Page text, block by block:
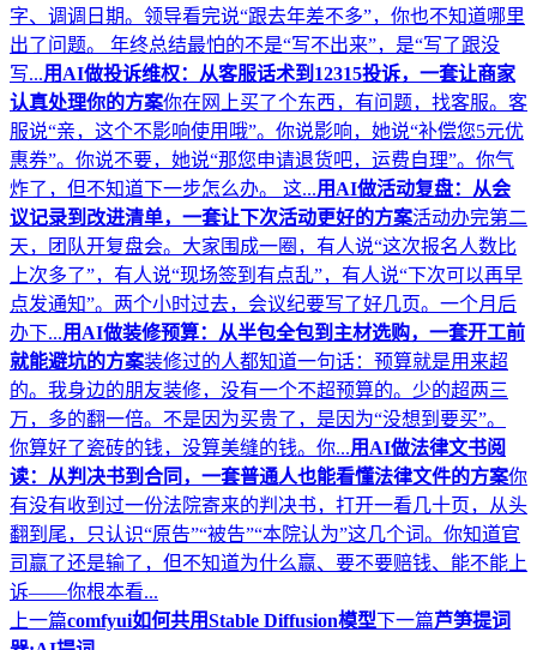
字、调调日期。领导看完说“跟去年差不多”，你也不知道哪里
出了问题。 年终总结最怕的不是“写不出来”，是“写了跟没
写...用AI做投诉维权：从客服话术到12315投诉，一套让商家
认真处理你的方案你在网上买了个东西，有问题，找客服。客
服说“亲，这个不影响使用哦”。你说影响，她说“补偿您5元优
惠券”。你说不要，她说“那您申请退货吧，运费自理”。你气
炸了，但不知道下一步怎么办。 这...用AI做活动复盘：从会
议记录到改进清单，一套让下次活动更好的方案活动办完第二
天，团队开复盘会。大家围成一圈，有人说“这次报名人数比
上次多了”，有人说“现场签到有点乱”，有人说“下次可以再早
点发通知”。两个小时过去，会议纪要写了好几页。一个月后
办下...用AI做装修预算：从半包全包到主材选购，一套开工前
就能避坑的方案装修过的人都知道一句话：预算就是用来超
的。我身边的朋友装修，没有一个不超预算的。少的超两三
万，多的翻一倍。不是因为买贵了，是因为“没想到要买”。
你算好了瓷砖的钱，没算美缝的钱。你...用AI做法律文书阅
读：从判决书到合同，一套普通人也能看懂法律文件的方案你
有没有收到过一份法院寄来的判决书，打开一看几十页，从头
翻到尾，只认识“原告”“被告”“本院认为”这几个词。你知道官
司赢了还是输了，但不知道为什么赢、要不要赔钱、能不能上
诉——你根本看...
上一篇comfyui如何共用Stable Diffusion模型下一篇芦笋提词